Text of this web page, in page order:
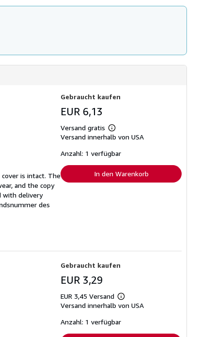
is intact. The
and the copy
with delivery
des
Gebraucht kaufen
EUR 6,13
Versand gratis
Weitere
Informationen
Versandkosten
Versand innerhalb von USA
Anzahl: 1 verfügbar
In den Warenkorb
Gebraucht kaufen
EUR 3,29
EUR 3,45 Versand
Weitere
Informationen
Versandkosten
Versand innerhalb von USA
Anzahl: 1 verfügbar